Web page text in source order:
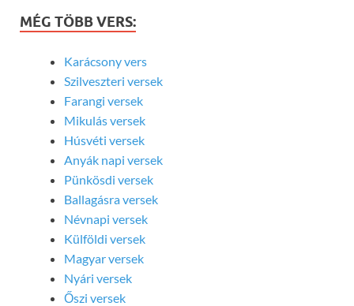
MÉG TÖBB VERS:
Karácsony vers
Szilveszteri versek
Farangi versek
Mikulás versek
Húsvéti versek
Anyák napi versek
Pünkösdi versek
Ballagásra versek
Névnapi versek
Külföldi versek
Magyar versek
Nyári versek
Őszi versek